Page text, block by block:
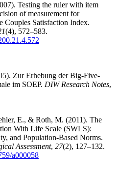
Testing the ruler with item
of measurement for
Couples Satisfaction Index.
(4), 572–583.
Zur Erhebung der Big-Five-
im SOEP. DIW Research Notes,
E., & Roth, M. (2011). The
With Life Scale (SWLS):
and Population-Based Norms.
Assessment, 27(2), 127–132.
a000058